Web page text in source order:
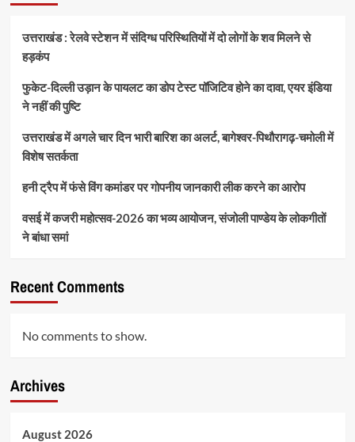
उत्तराखंड : रेलवे स्टेशन में संदिग्ध परिस्थितियों में दो लोगों के शव मिलने से
हड़कंप
फुकेट-दिल्ली उड़ान के पायलट का डोप टेस्ट पॉजिटिव होने का दावा, एयर इंडिया
ने नहीं की पुष्टि
उत्तराखंड में अगले चार दिन भारी बारिश का अलर्ट, बागेश्वर-पिथौरागढ़-चमोली में
विशेष सतर्कता
हनी ट्रैप में फंसे विंग कमांडर पर गोपनीय जानकारी लीक करने का आरोप
वसई में कजरी महोत्सव-2026 का भव्य आयोजन, संजोली पाण्डेय के लोकगीतों
ने बांधा समां
Recent Comments
No comments to show.
Archives
August 2026